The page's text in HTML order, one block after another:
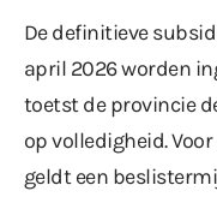
De definitieve
april 2026 worden
toetst de provincie
op volledigheid.
geldt een